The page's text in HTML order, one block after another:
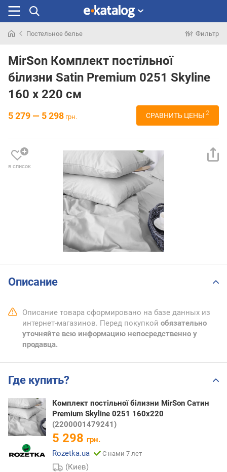
раньше
Постельное белье Фильтр
MirSon Комплект постільної
білизни Satin Premium 0251 Skyline
160 x 220 см
5 279 — 5 298 грн. СРАВНИТЬ ЦЕНЫ 2
в список
Описание
Описание товара сформировано на базе данных из
интернет-магазинов. Перед покупкой обязательно
уточняйте всю информацию непосредственно у
продавца.
Где купить?
Комплект постільної білизни MirSon Сатин
Premium Skyline 0251 160х220
(2200001479241)
5 298 грн.
Rozetka.ua
С нами 7 лет
(Киев)